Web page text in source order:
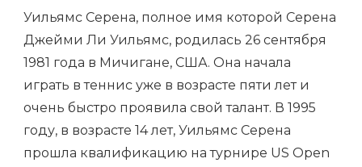
Уильямс Серена, полное имя которой Серена
Джейми Ли Уильямс, родилась 26 сентября
1981 года в Мичигане, США. Она начала
играть в теннис уже в возрасте пяти лет и
очень быстро проявила свой талант. В 1995
году, в возрасте 14 лет, Уильямс Серена
прошла квалификацию на турнире US Open